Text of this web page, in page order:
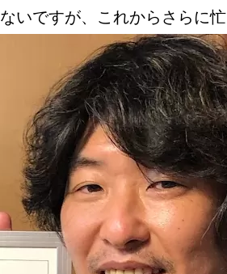
いですが、これからさらに忙